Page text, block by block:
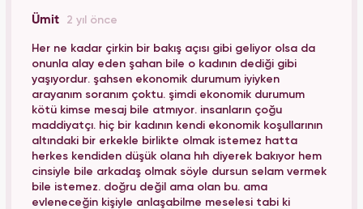
Ümit 2 yıl önce
Her ne kadar çirkin bir bakış açısı gibi geliyor olsa da
onunla alay eden şahan bile o kadının dediği gibi
yaşıyordur. şahsen ekonomik durumum iyiyken
arayanım soranım çoktu. şimdi ekonomik durumum
kötü kimse mesaj bile atmıyor. insanların çoğu
maddiyatçı. hiç bir kadının kendi ekonomik koşullarının
altındaki bir erkekle birlikte olmak istemez hatta
herkes kendiden düşük olana hıh diyerek bakıyor hem
cinsiyle bile arkadaş olmak söyle dursun selam vermek
bile istemez. doğru değil ama olan bu. ama
evleneceğin kişiyle anlaşabilme meselesi tabi ki